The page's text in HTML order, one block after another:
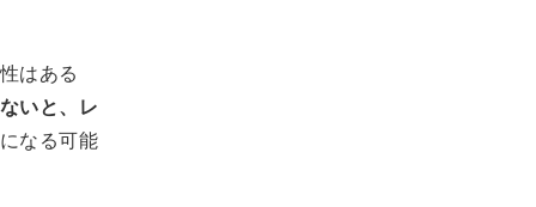
はある
いと、レ
なる可能